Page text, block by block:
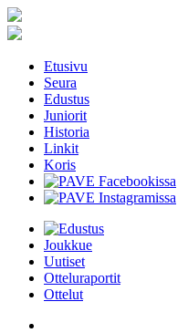
Etusivu
Seura
Edustus
Juniorit
Historia
Linkit
Koris
Joukkue
Uutiset
Otteluraportit
Ottelut